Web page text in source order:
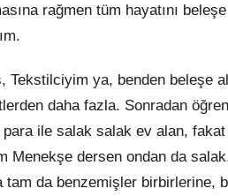
rağmen tüm hayatını beleşe
Tekstilciyim ya, benden beleşe
daha fazla. Sonradan
para ile salak salak ev alan, fakat
Menekşe dersen ondan da
tam da benzemişler birbirlerine,